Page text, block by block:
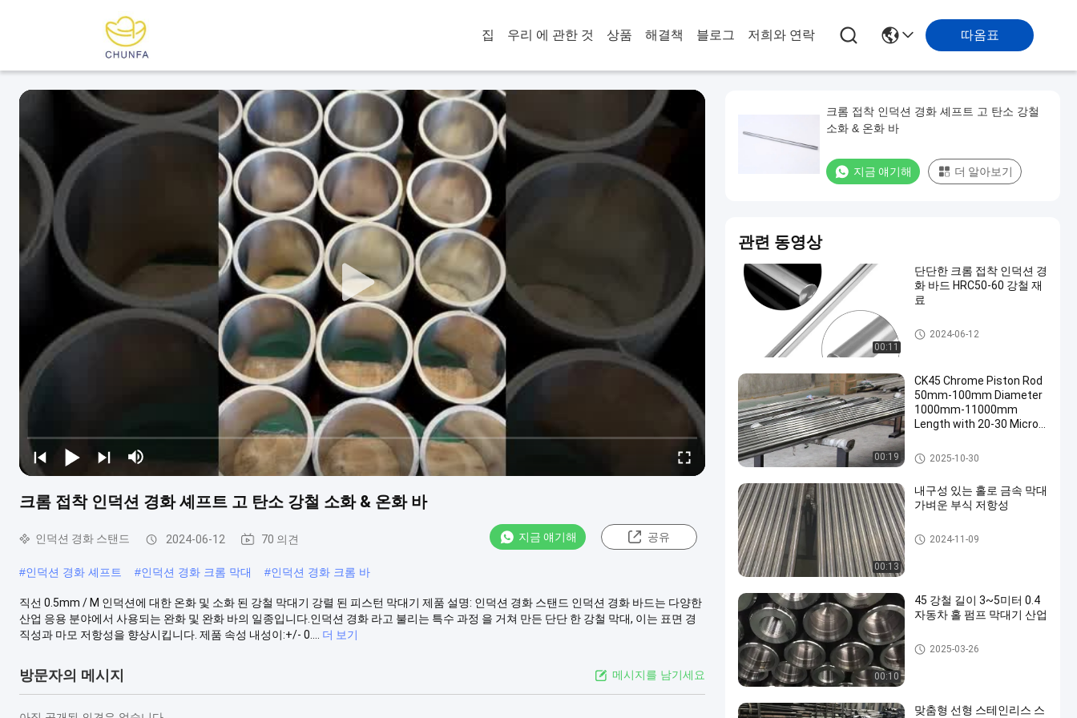
집 우리 에 관한 것 상품 해결책 블로그 저희와 연락 따옴표
크롬 접착 인덕션 경화 셰프트 고 탄소 강철 소화 & 온화 바
인덕션 경화 스탠드 2024-06-12 70 의견 지금 얘기해 공유
#인덕션 경화 셰프트 #인덕션 경화 크롬 막대 #인덕션 경화 크롬 바
직선 0.5mm / M 인덕션에 대한 온화 및 소화 된 강철 막대기 강렬 된 피스턴 막대기 제품 설명: 인덕션 경화 스탠드 인덕션 경화 바드는 다양한
산업 응용 분야에서 사용되는 완화 및 완화 바의 일종입니다.인덕션 경화 라고 불리는 특수 과정 을 거쳐 만든 단단 한 강철 막대, 이는 표면 경
직성과 마모 저항성을 향상시킵니다. 제품 속성 내성이:+/- 0....
더 보기
방문자의 메시지 메시지를 남기세요
크롬 접착 인덕션 경화 셰프트 고 탄소 강철
소화 & 온화 바
지금 얘기해 더 알아보기
관련 동영상
00:11
단단한 크롬 접착 인덕션 경
화 바드 HRC50-60 강철 재
료
인덕션 경화 스탠드
2024-06-12
00:19
CK45 Chrome Piston Rod
50mm-100mm Diameter
1000mm-11000mm
Length with 20-30 Micron
크롬 피스톤 로드
2025-10-30
00:13
내구성 있는 홀로 금속 막대
가벼운 부식 저항성
중공 금속 막대
2024-11-09
00:10
45 강철 길이 3~5미터 0.4
자동차 홀 펌프 막대기 산업
중공 피스톤 로드
2025-03-26
맞춤형 선형 스테인리스 스